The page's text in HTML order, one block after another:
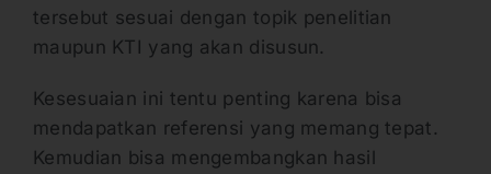
tersebut sesuai dengan topik penelitian
maupun KTI yang akan disusun.
Kesesuaian ini tentu penting karena bisa
mendapatkan referensi yang memang tepat.
Kemudian bisa mengembangkan hasil